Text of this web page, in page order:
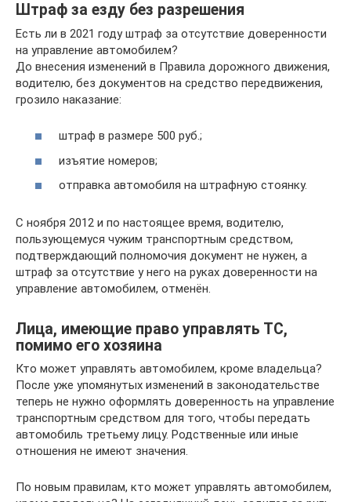
Штраф за езду без разрешения
Есть ли в 2021 году штраф за отсутствие доверенности
на управление автомобилем?
До внесения изменений в Правила дорожного движения,
водителю, без документов на средство передвижения,
грозило наказание:
штраф в размере 500 руб.;
изъятие номеров;
отправка автомобиля на штрафную стоянку.
С ноября 2012 и по настоящее время, водителю,
пользующемуся чужим транспортным средством,
подтверждающий полномочия документ не нужен, а
штраф за отсутствие у него на руках доверенности на
управление автомобилем, отменён.
Лица, имеющие право управлять ТС,
помимо его хозяина
Кто может управлять автомобилем, кроме владельца?
После уже упомянутых изменений в законодательстве
теперь не нужно оформлять доверенность на управление
транспортным средством для того, чтобы передать
автомобиль третьему лицу. Родственные или иные
отношения не имеют значения.
По новым правилам, кто может управлять автомобилем,